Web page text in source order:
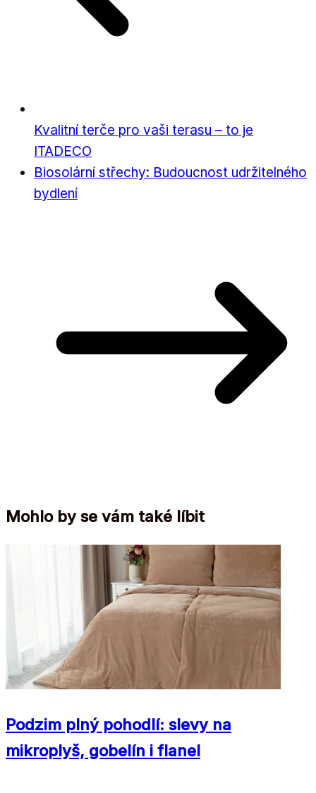
Kvalitní terče pro vaši terasu – to je
ITADECO
Biosolární střechy: Budoucnost udržitelného
bydlení
Mohlo by se vám také líbit
Podzim plný pohodlí: slevy na
mikroplyš, gobelín i flanel